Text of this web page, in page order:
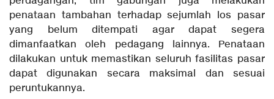
penataan tambahan terhadap sejumlah los pasar
yang belum ditempati agar dapat segera
dimanfaatkan oleh pedagang lainnya. Penataan
dilakukan untuk memastikan seluruh fasilitas pasar
dapat digunakan secara maksimal dan sesuai
peruntukannya.